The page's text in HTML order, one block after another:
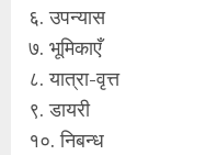
६. उपन्यास
७. भूमिकाएँ
८. यात्रा-वृत्त
९. डायरी
१०. निबन्ध